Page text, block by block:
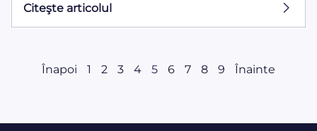
Citeşte articolul
Înapoi 1 2 3 4 5 6 7 8 9 Înainte